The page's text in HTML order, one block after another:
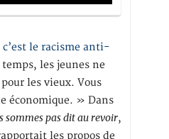
le racisme anti-
les jeunes ne
les vieux. Vous
économique. » Dans
sommes pas dit au revoir,
les propos de